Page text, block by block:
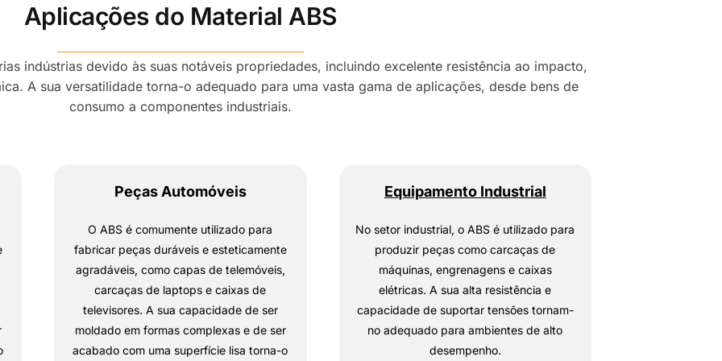
Aplicações do Material ABS
indústrias devido às suas notáveis propriedades, incluindo excelente resistência ao impacto,
A sua versatilidade torna-o adequado para uma vasta gama de aplicações, desde bens de
consumo a componentes industriais.
Peças Automóveis
O ABS é comumente utilizado para
fabricar peças duráveis e esteticamente
agradáveis, como capas de telemóveis,
carcaças de laptops e caixas de
televisores. A sua capacidade de ser
moldado em formas complexas e de ser
acabado com uma superfície lisa torna-o
Equipamento Industrial
No setor industrial, o ABS é utilizado para
produzir peças como carcaças de
máquinas, engrenagens e caixas
elétricas. A sua alta resistência e
capacidade de suportar tensões tornam-
no adequado para ambientes de alto
desempenho.